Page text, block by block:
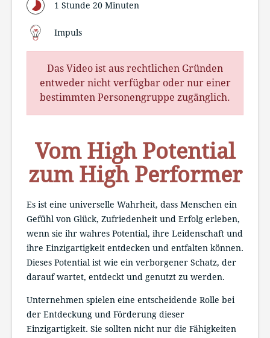
1 Stunde 20 Minuten
Impuls
Das Video ist aus rechtlichen Gründen
entweder nicht verfügbar oder nur einer
bestimmten Personengruppe zugänglich.
Vom High Potential
zum High Performer
Es ist eine universelle Wahrheit, dass Menschen ein
Gefühl von Glück, Zufriedenheit und Erfolg erleben,
wenn sie ihr wahres Potential, ihre Leidenschaft und
ihre Einzigartigkeit entdecken und entfalten können.
Dieses Potential ist wie ein verborgener Schatz, der
darauf wartet, entdeckt und genutzt zu werden.
Unternehmen spielen eine entscheidende Rolle bei
der Entdeckung und Förderung dieser
Einzigartigkeit. Sie sollten nicht nur die Fähigkeiten